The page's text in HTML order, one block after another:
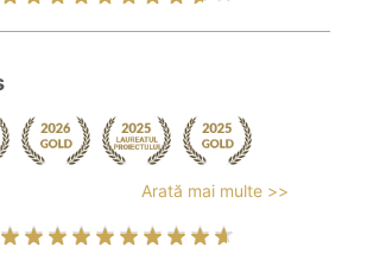
Arată mai multe >>